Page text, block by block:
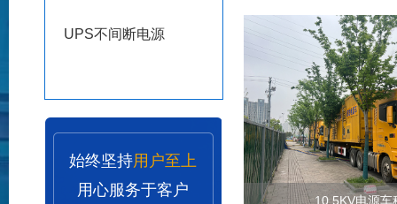
UPS不间断电源
始终坚持用户至上
用心服务于客户
10.5KV电源车